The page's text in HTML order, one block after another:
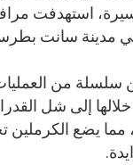
استهدفت
مدينة سانت
سلسلة من
إلى شل
مما يضع